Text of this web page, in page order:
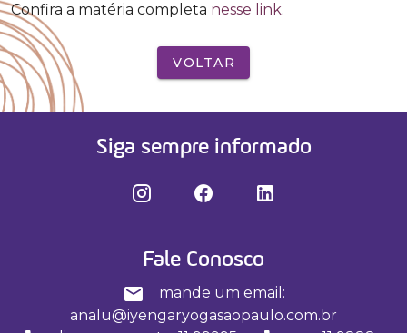
Confira a matéria completa nesse link.
VOLTAR
Siga sempre informado
Fale Conosco
mande um email:
analu@iyengaryogasaopaulo.com.br